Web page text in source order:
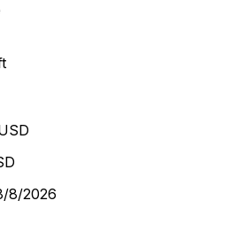
8/2026